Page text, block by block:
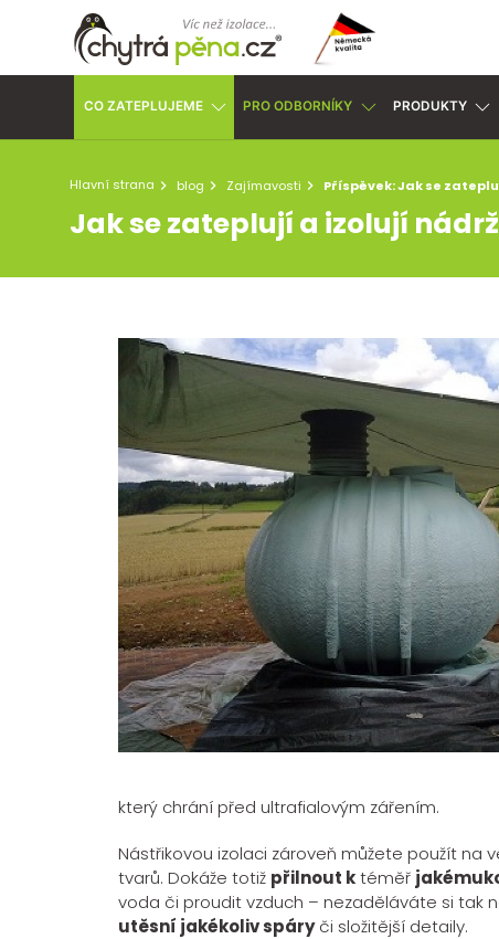
CO ZATEPLUJEME PRO ODBORNÍKY PRODUKTY
Hlavní strana blog Zajímavosti Příspěvek: Jak se
Jak se zateplují a izolují
který chrání před ultrafialovým zářením.
Nástřikovou izolaci zároveň můžete použít na
tvarů. Dokáže totiž přilnout ktéměř
voda či proudit vzduch – nezaděláváte si tak
utěsní jakékoliv spáryči složitější detaily.